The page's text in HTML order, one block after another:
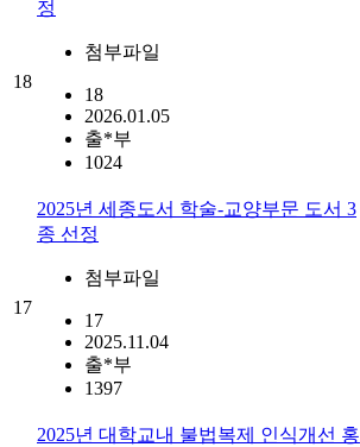
18
정
첨부파일
18
2026.01.05
출*부
1024
17
2025년 세종도서 학술-교양부문 도서 3
종 선정
첨부파일
17
2025.11.04
출*부
1397
2025년 대학교내 불법복제 인식개선 홍